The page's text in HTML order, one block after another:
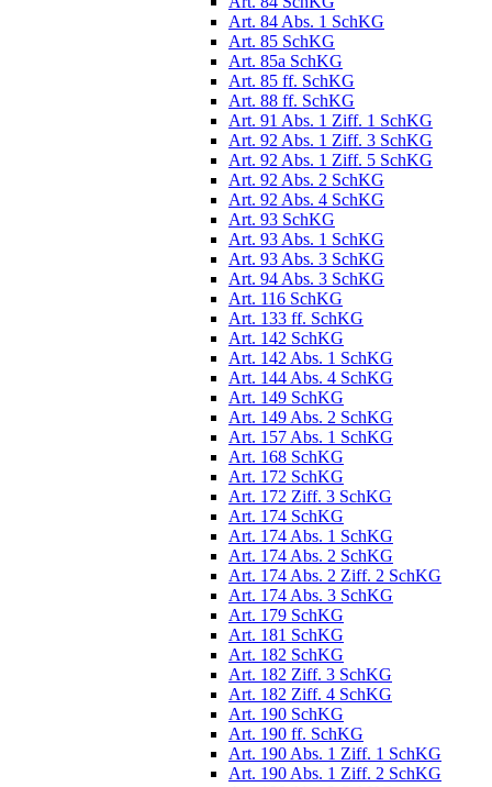
Art. 84 Abs. 1 SchKG
Art. 85 SchKG
Art. 85a SchKG
Art. 85 ff. SchKG
Art. 88 ff. SchKG
Art. 91 Abs. 1 Ziff. 1 SchKG
Art. 92 Abs. 1 Ziff. 3 SchKG
Art. 92 Abs. 1 Ziff. 5 SchKG
Art. 92 Abs. 2 SchKG
Art. 92 Abs. 4 SchKG
Art. 93 SchKG
Art. 93 Abs. 1 SchKG
Art. 93 Abs. 3 SchKG
Art. 94 Abs. 3 SchKG
Art. 116 SchKG
Art. 133 ff. SchKG
Art. 142 SchKG
Art. 142 Abs. 1 SchKG
Art. 144 Abs. 4 SchKG
Art. 149 SchKG
Art. 149 Abs. 2 SchKG
Art. 157 Abs. 1 SchKG
Art. 168 SchKG
Art. 172 SchKG
Art. 172 Ziff. 3 SchKG
Art. 174 SchKG
Art. 174 Abs. 1 SchKG
Art. 174 Abs. 2 SchKG
Art. 174 Abs. 2 Ziff. 2 SchKG
Art. 174 Abs. 3 SchKG
Art. 179 SchKG
Art. 181 SchKG
Art. 182 SchKG
Art. 182 Ziff. 3 SchKG
Art. 182 Ziff. 4 SchKG
Art. 190 SchKG
Art. 190 ff. SchKG
Art. 190 Abs. 1 Ziff. 1 SchKG
Art. 190 Abs. 1 Ziff. 2 SchKG